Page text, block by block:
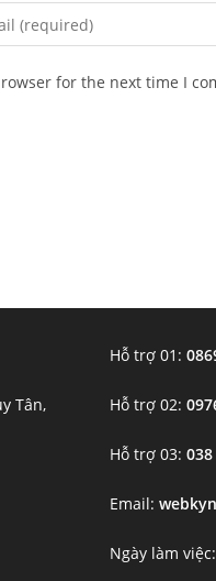
for the next time I
Tân,
Hỗ trợ 01:
Hỗ trợ 02:
Hỗ trợ 03:
Email:
Ngày làm